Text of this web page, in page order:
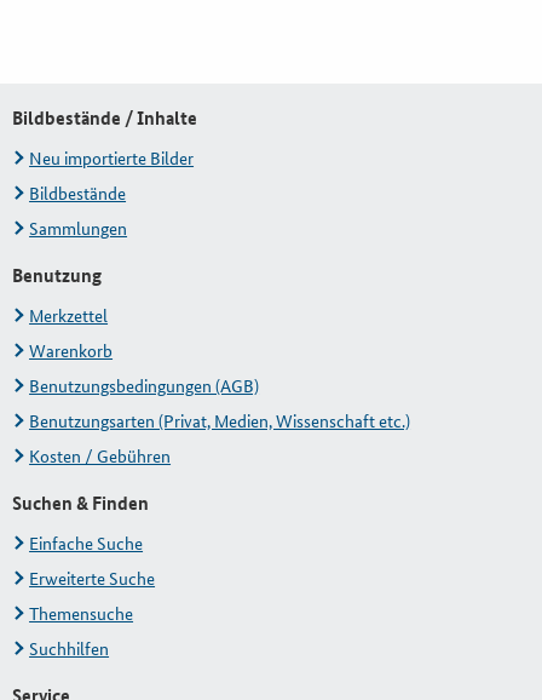
Bildbestände / Inhalte
Neu importierte Bilder
Bildbestände
Sammlungen
Benutzung
Merkzettel
Warenkorb
Benutzungsbedingungen (AGB)
Benutzungsarten (Privat, Medien, Wissenschaft etc.)
Kosten / Gebühren
Suchen & Finden
Einfache Suche
Erweiterte Suche
Themensuche
Suchhilfen